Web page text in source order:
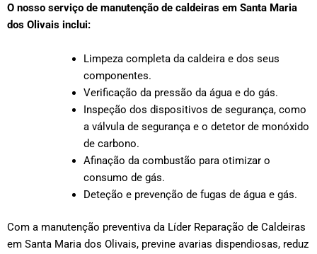
O nosso serviço de manutenção de caldeiras em Santa Maria
dos Olivais inclui:
Limpeza completa da caldeira e dos seus
componentes.
Verificação da pressão da água e do gás.
Inspeção dos dispositivos de segurança, como
a válvula de segurança e o detetor de monóxido
de carbono.
Afinação da combustão para otimizar o
consumo de gás.
Deteção e prevenção de fugas de água e gás.
Com a manutenção preventiva da Líder Reparação de Caldeiras
em Santa Maria dos Olivais, previne avarias dispendiosas, reduz